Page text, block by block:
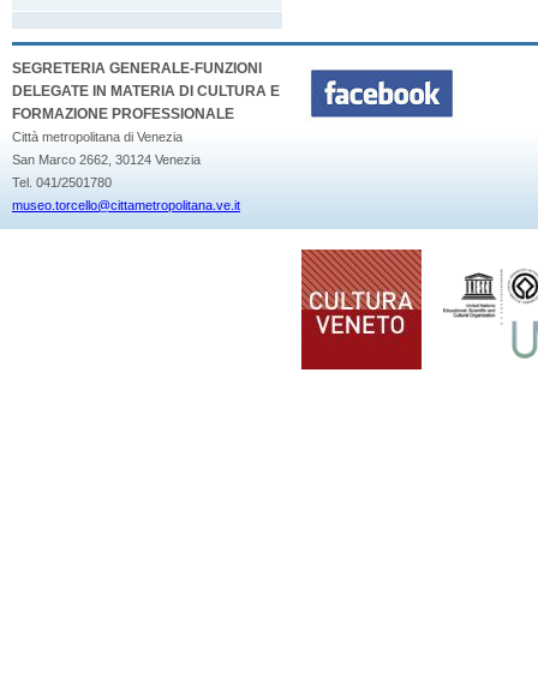
SEGRETERIA GENERALE-FUNZIONI
DELEGATE IN MATERIA DI CULTURA E
FORMAZIONE PROFESSIONALE
Città metropolitana di Venezia
San Marco 2662, 30124 Venezia
Tel. 041/2501780
museo.torcello@cittametropolitana.ve.it